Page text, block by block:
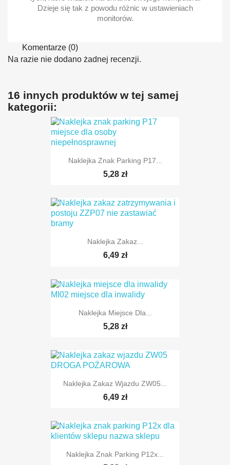
Dzieje się tak z powodu różnic w ustawieniach
monitorów.
Komentarze (0)
Na razie nie dodano żadnej recenzji.
16 innych produktów w tej samej
kategorii:
Naklejka Znak Parking P17...
5,28 zł
Naklejka Zakaz...
6,49 zł
TYLKO ONLINE
Naklejka Miejsce Dla...
5,28 zł
TYLKO ONLINE
Naklejka Zakaz Wjazdu ZW05...
6,49 zł
Naklejka Znak Parking P12x...